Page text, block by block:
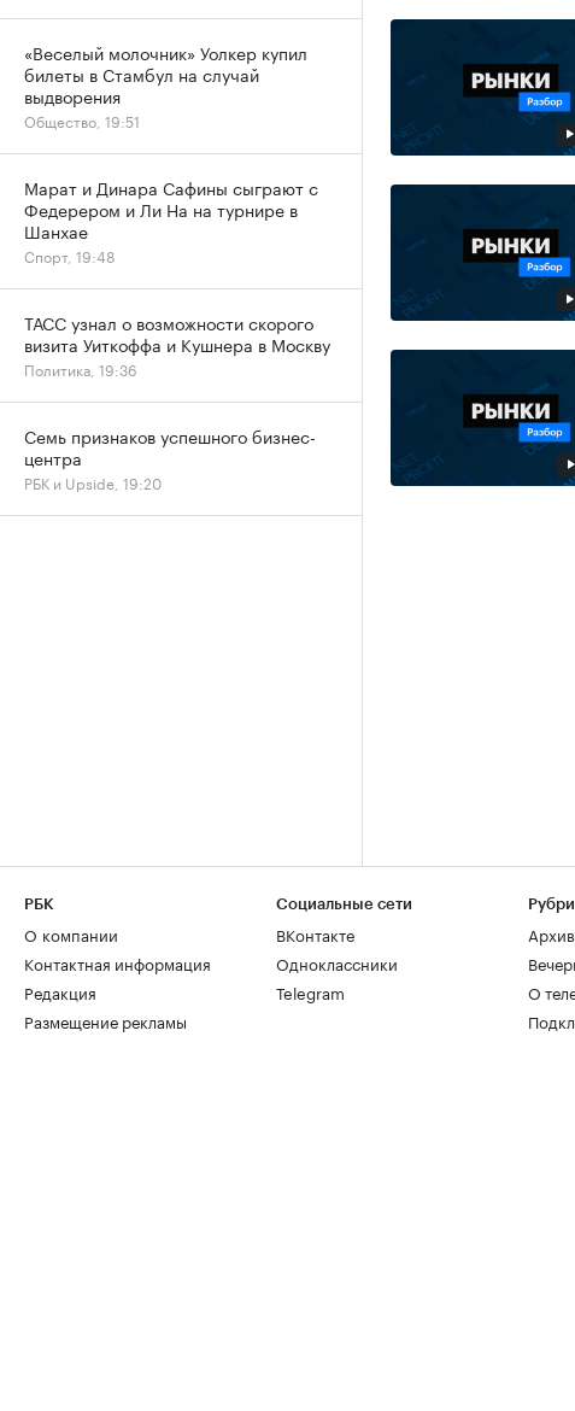
«Веселый молочник» Уолкер купил
билеты в Стамбул на случай
выдворения
Общество, 19:51
Марат и Динара Сафины сыграют с
Федерером и Ли На на турнире в
Шанхае
Спорт, 19:48
ТАСС узнал о возможности скорого
визита Уиткоффа и Кушнера в Москву
Политика, 19:36
Семь признаков успешного бизнес-
центра
РБК и Upside, 19:20
РБК
О компании
Контактная информация
Редакция
Размещение рекламы
Социальные сети
ВКонтакте
Одноклассники
Telegram
О